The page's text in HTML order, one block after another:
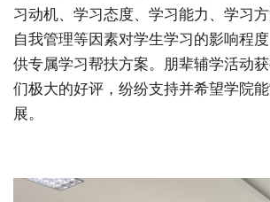
习动机、学习态度、学习能力、学习方
自我管理等因素对学生学习的影响程
供专属学习帮扶方案。朋辈辅学活动
们极大的好评，纷纷支持并希望学院
展。